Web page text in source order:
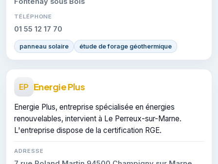
TÉLÉPHONE
01 55 12 17 70
panneau solaire étude de forage géothermique
EP Energie Plus
Energie Plus, entreprise spécialisée en énergies
renouvelables, intervient à Le Perreux-sur-Marne.
L'entreprise dispose de la certification RGE.
ADRESSE